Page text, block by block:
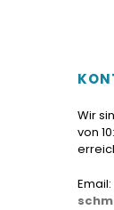
Wir
von
Email: